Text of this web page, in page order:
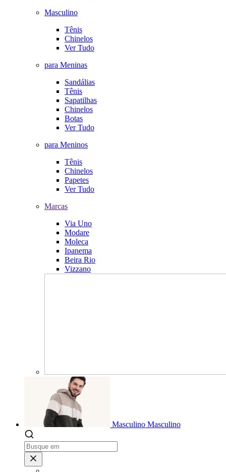
Masculino
Tênis
Chinelos
Ver Tudo
para Meninas
Sandálias
Tênis
Sapatilhas
Chinelos
Botas
Ver Tudo
para Meninos
Tênis
Chinelos
Papetes
Ver Tudo
Marcas
Via Uno
Modare
Moleca
Ipanema
Beira Rio
Vizzano
Masculino Masculino